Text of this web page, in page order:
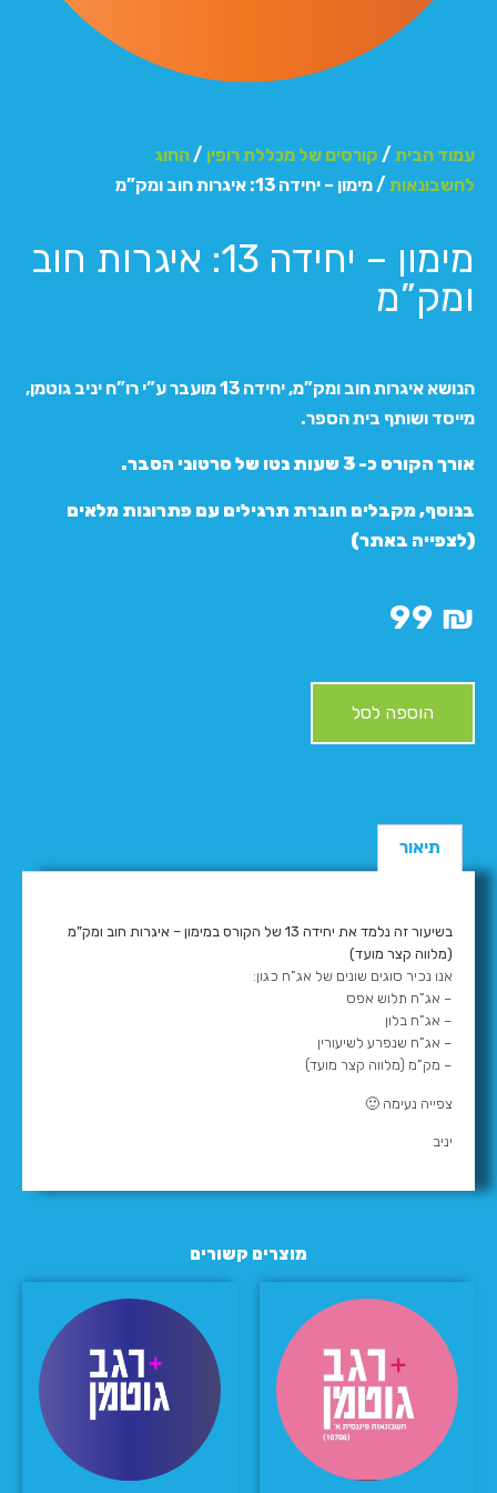
עמוד הבית / קורסים של מכללת רופין /החוג
לחשבונאות / מימון – יחידה 13: איגרות חוב ומק”מ
מימון – יחידה 13: איגרות חוב
ומק”מ
הנושא איגרות חוב ומק”מ, יחידה 13 מועבר ע”י רו”ח יניב גוטמן,
מייסד ושותף בית הספר.
אורך הקורס כ- 3 שעות נטו של סרטוני הסבר.
בנוסף, מקבלים חוברת תרגילים עם פתרונות מלאים
(לצפייה באתר)
99 ₪
הוספה לסל
מוצרים קשורים
תיאור
בשיעור זה נלמד את יחידה 13 של הקורס במימון – איגרות חוב ומק”מ
(מלווה קצר מועד)
אנו נכיר סוגים שונים של אג”ח כגון:
– אג”ח תלוש אפס
– אג”ח בלון
– אג”ח שנפרע לשיעורין
– מק”מ (מלווה קצר מועד)
צפייה נעימה 🙂
יניב